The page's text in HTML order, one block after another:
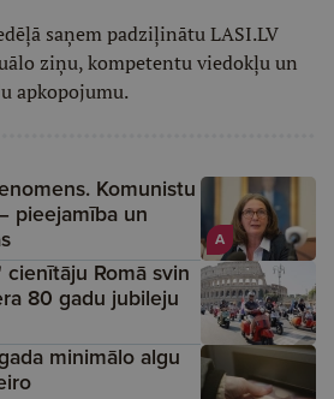
saņem padziļinātu LASI.LV
ziņu, kompetentu viedokļu un
apkopojumu.
A
Komunistu
pieejamība un
Romā svin
80 gadu jubileju
minimālo algu